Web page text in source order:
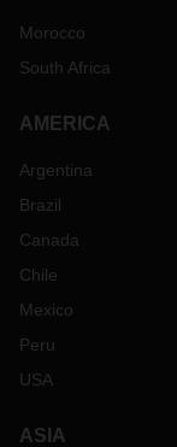
Morocco
South Africa
AMERICA
Argentina
Brazil
Canada
Chile
Mexico
Peru
USA
ASIA